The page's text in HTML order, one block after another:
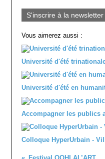
S'inscrire à la newsletter
Vous aimerez aussi :
Université d'été
Université d'été en
Accompagner les publics
Colloque HyperUrbain -